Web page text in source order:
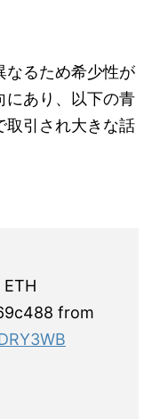
なるため希少性が
にあり、以下の青
取引され大きな話
from